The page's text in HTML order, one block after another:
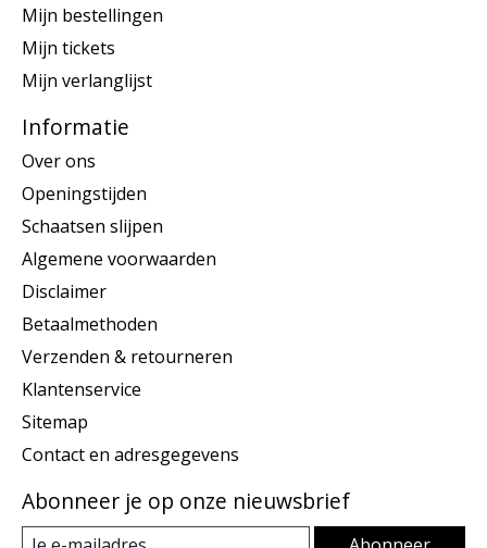
Mijn bestellingen
Mijn tickets
Mijn verlanglijst
Informatie
Over ons
Openingstijden
Schaatsen slijpen
Algemene voorwaarden
Disclaimer
Betaalmethoden
Verzenden & retourneren
Klantenservice
Sitemap
Contact en adresgegevens
Abonneer je op onze nieuwsbrief